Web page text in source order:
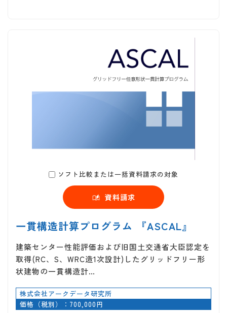
ソフト比較または一括資料請求の対象
資料請求
一貫構造計算プログラム 『ASCAL』
建築センター性能評価および旧国土交通省大臣認定を
取得(RC、S、WRC造1次設計)したグリッドフリー形
状建物の一貫構造計…
株式会社アークデータ研究所
価格（税別）：700,000円